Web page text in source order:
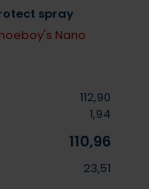
spray
Nano
112,90
1,94
110,96
23,51